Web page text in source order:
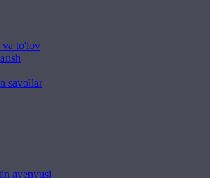
va to'lov
savollar
avenyusi